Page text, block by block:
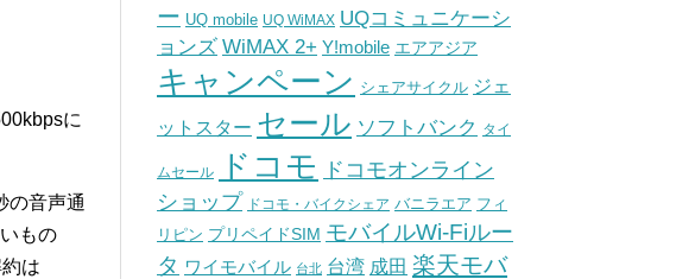
に
の音声通
もの
は
ー UQ mobile UQ WiMAX UQコミュニケーシ
ョンズ WiMAX 2+ Y!mobile エアアジア
キャンペーン シェアサイクル ジェ
ットスター セール ソフトバンク タイ
ムセール ドコモ
ドコモオンライン
ショップ ドコモ・バイクシェア バニラエア フィ
リピン プリペイドSIM モバイルWi-Fiルー
タ ワイモバイル 台北 台湾 成田 楽天モバ